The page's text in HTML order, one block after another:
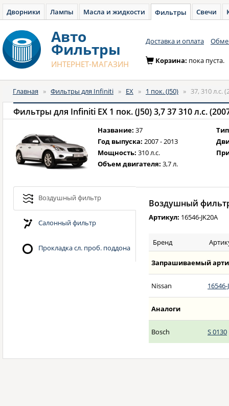
Дворники Лампы Масла и жидкости Фильтры Свечи
Авто
Фильтры
ИНТЕРНЕТ-МАГАЗИН
Доставка и оплата
Корзина: пока пуста.
Главная » Фильтры для Infiniti » EX » 1 пок. (J50) » 37, 310 л.с.
Фильтры для Infiniti EX 1 пок. (J50) 3,7 37 310 л.с.
Название: 37
Год выпуска: 2007 - 2013
Мощность: 310 л.с.
Объем двигателя: 3,7 л.
Воздушный фильтр
Салонный фильтр
Прокладка сл. проб. поддона
Воздушный фильтр
Артикул: 16546-JK20A
Бренд
Запрашиваемый
Nissan 16546-
Аналоги
Bosch S 0130